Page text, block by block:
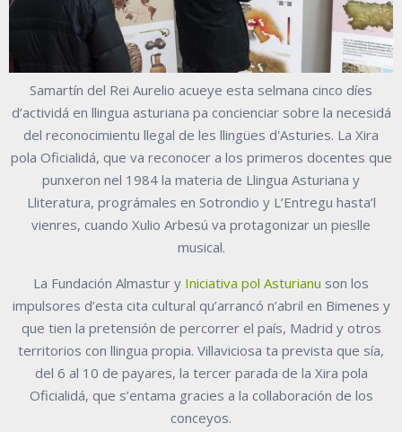
Samartín del Rei Aurelio acueye esta selmana cinco díes
d’actividá en llingua asturiana pa concienciar sobre la necesidá
del reconocimientu llegal de les llingües d'Asturies. La Xira
pola Oficialidá, que va reconocer a los primeros docentes que
punxeron nel 1984 la materia de Llingua Asturiana y
Lliteratura, prográmales en Sotrondio y L’Entregu hasta’l
vienres, cuando Xulio Arbesú va protagonizar un pieslle
musical.
La Fundación Almastur y Iniciativa pol Asturianu son los
impulsores d’esta cita cultural qu’arrancó n’abril en Bimenes y
que tien la pretensión de percorrer el país, Madrid y otros
territorios con llingua propia. Villaviciosa ta prevista que sía,
del 6 al 10 de payares, la tercer parada de la Xira pola
Oficialidá, que s’entama gracies a la collaboración de los
conceyos.